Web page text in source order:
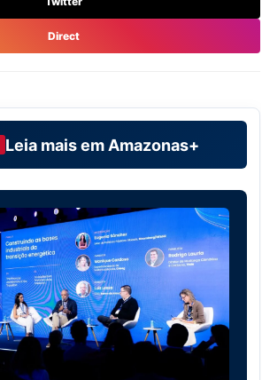
Direct
Leia mais em Amazonas+